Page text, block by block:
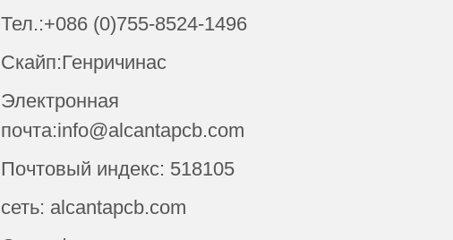
Тел.:+086 (0)755-8524-1496
Скайп:Генричинас
Электронная
почта:info@alcantapcb.com
Почтовый индекс: 518105
сеть: alcantapcb.com